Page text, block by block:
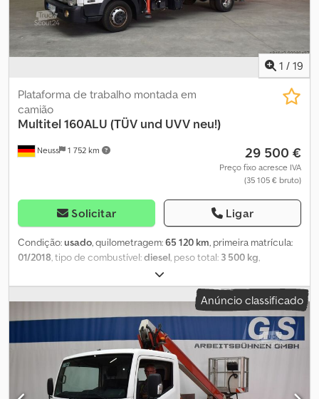
1 / 19
Neuss 1 752 km
Plataforma de trabalho montada em
camião
Multitel160ALU (TÜV und UVV neu!)
29 500 €
Preço fixo acresce IVA
(35 105 € bruto)
Solicitar Ligar
Condição:usado, quilometragem:65 120 km, primeira matrícula:
01/2018, tipo de combustível:diesel, peso total: 3 500 kg,
, largura total:
2 800 mm, Ano de fabrico:2018, Fabricante: Multitel Modelo:
160ALU Ano de fabricação: 2018 Tipo de produto: Usado Dados:
Altura máxima de trabalho: 16,35 m Altura máxima da plataforma:
14,35 m Alcance máximo: 9,90 m Dimensões totais (C x L x A): 6,78 x
2,12 x 2,80 m Dimensões da plataforma (L x P): 1,20 x 0,70 m Carga
máxima na plataforma: 200 kg Ângulo de rotação da parte
superior: 350° Altura do solo: 0,20 m Cedpjzkfdgjfx Ahyerf Largura
dos estabilizadores (perpendicularmente): 2,17 m Comprimento
Anúncio classificado